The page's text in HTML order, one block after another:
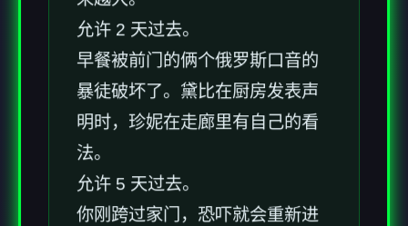
允许 2 天过去。
早餐被前门的俩个俄罗斯口音的
暴徒破坏了。黛比在厨房发表声
明时，珍妮在走廊里有自己的看
法。
允许 5 天过去。
你刚跨过家门，恐吓就会重新进